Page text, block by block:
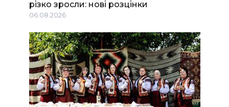
різко зросли: нові розцінки
06.08.2026